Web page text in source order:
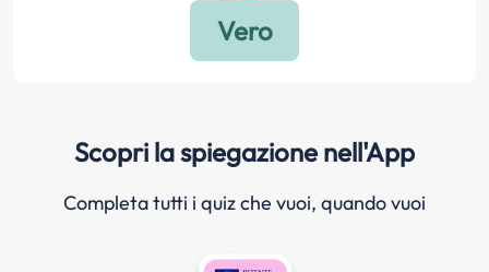
Scopri la spiegazione nell'App
Completa tutti i quiz che vuoi, quando vuoi